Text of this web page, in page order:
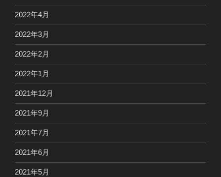
2022年4月
2022年3月
2022年2月
2022年1月
2021年12月
2021年9月
2021年7月
2021年6月
2021年5月